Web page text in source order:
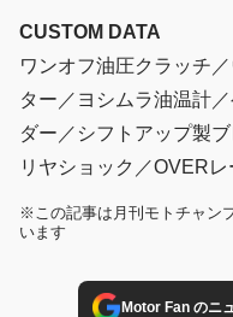
CUSTOM DATA
ワンオフ油圧クラッチ
ター／ヨシムラ油温計
ダー／シフトアップ製
リヤショック／OVER
※この記事は月刊モトチャン
います
Motor Fan のニ